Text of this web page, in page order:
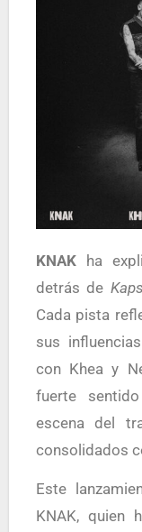
KNAKha
detrás de
Cada pista
sus
con Khea y
fuerte
escena del
consolidados
Este
KNAK, quien